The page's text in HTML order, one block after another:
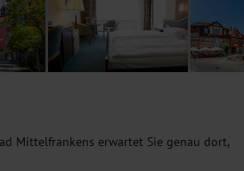
Mittelfrankens erwartet Sie genau dort,